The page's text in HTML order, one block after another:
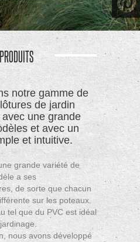
notre gamme de
de jardin
une grande
et avec un
et intuitive.
grande variété de
a ses
de sorte que chacun
sur les poteaux.
tel que du PVC est idéal
nous avons développé